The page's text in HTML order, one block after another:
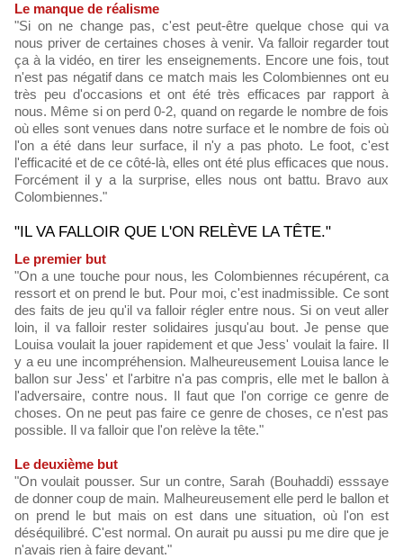
Le manque de réalisme
"Si on ne change pas, c'est peut-être quelque chose qui va
nous priver de certaines choses à venir. Va falloir regarder tout
ça à la vidéo, en tirer les enseignements. Encore une fois, tout
n'est pas négatif dans ce match mais les Colombiennes ont eu
très peu d'occasions et ont été très efficaces par rapport à
nous. Même si on perd 0-2, quand on regarde le nombre de fois
où elles sont venues dans notre surface et le nombre de fois où
l'on a été dans leur surface, il n'y a pas photo. Le foot, c'est
l'efficacité et de ce côté-là, elles ont été plus efficaces que nous.
Forcément il y a la surprise, elles nous ont battu. Bravo aux
Colombiennes."
"IL VA FALLOIR QUE L'ON RELÈVE LA TÊTE."
Le premier but
"On a une touche pour nous, les Colombiennes récupérent, ca
ressort et on prend le but. Pour moi, c'est inadmissible. Ce sont
des faits de jeu qu'il va falloir régler entre nous. Si on veut aller
loin, il va falloir rester solidaires jusqu'au bout. Je pense que
Louisa voulait la jouer rapidement et que Jess' voulait la faire. Il
y a eu une incompréhension. Malheureusement Louisa lance le
ballon sur Jess' et l'arbitre n'a pas compris, elle met le ballon à
l'adversaire, contre nous. Il faut que l'on corrige ce genre de
choses. On ne peut pas faire ce genre de choses, ce n'est pas
possible. Il va falloir que l'on relève la tête."
Le deuxième but
"On voulait pousser. Sur un contre, Sarah (Bouhaddi) esssaye
de donner coup de main. Malheureusement elle perd le ballon et
on prend le but mais on est dans une situation, où l'on est
déséquilibré. C'est normal. On aurait pu aussi pu me dire que je
n'avais rien à faire devant."